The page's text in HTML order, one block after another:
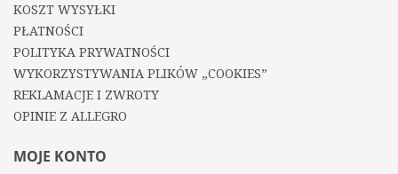
KOSZT WYSYŁKI
PŁATNOŚCI
POLITYKA PRYWATNOŚCI
WYKORZYSTYWANIA PLIKÓW „COOKIES”
REKLAMACJE I ZWROTY
OPINIE Z ALLEGRO
MOJE KONTO